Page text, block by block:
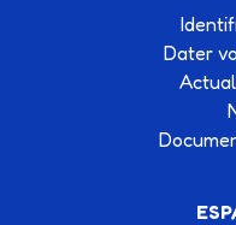
Dater